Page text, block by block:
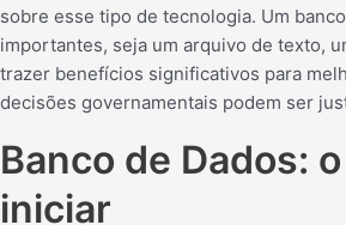
sobre esse tipo de tecnologia. Um
importantes, seja um arquivo de texto,
trazer benefícios significativos para
decisões governamentais podem ser
Banco de Dados:
iniciar